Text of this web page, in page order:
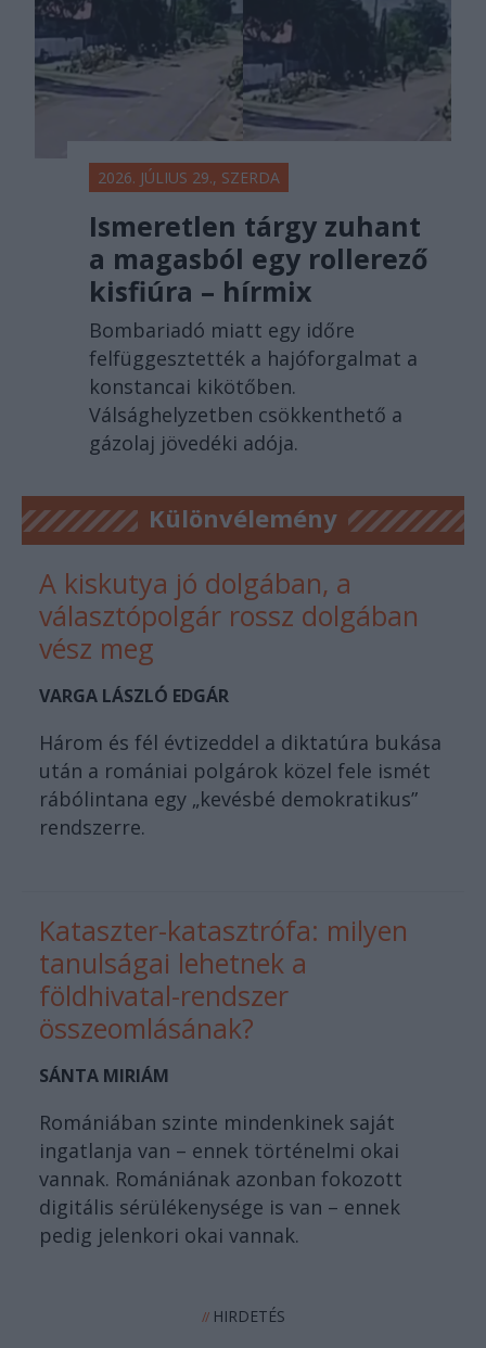
2026. JÚLIUS 29., SZERDA
Ismeretlen tárgy zuhant
a magasból egy rollerező
kisfiúra – hírmix
Bombariadó miatt egy időre
felfüggesztették a hajóforgalmat a
konstancai kikötőben.
Válsághelyzetben csökkenthető a
gázolaj jövedéki adója.
Különvélemény
A kiskutya jó dolgában, a
választópolgár rossz dolgában
vész meg
VARGA LÁSZLÓ EDGÁR
Három és fél évtizeddel a diktatúra bukása
után a romániai polgárok közel fele ismét
rábólintana egy „kevésbé demokratikus”
rendszerre.
Kataszter-katasztrófa: milyen
tanulságai lehetnek a
földhivatal-rendszer
összeomlásának?
SÁNTA MIRIÁM
Romániában szinte mindenkinek saját
ingatlanja van – ennek történelmi okai
vannak. Romániának azonban fokozott
digitális sérülékenysége is van – ennek
pedig jelenkori okai vannak.
//HIRDETÉS